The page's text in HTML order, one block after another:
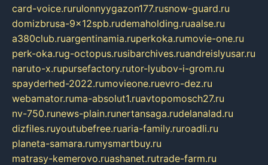
card-voice.rurulonnyygazon177.rusnow-guard.ru
domizbrusa-9x12spb.rudemaholding.ruaalse.ru
a380club.ruargentinamia.ruperkoka.rumovie-one.ru
perk-oka.rug-octopus.rusibarchives.ruandreislyusar.ru
naruto-x.rupursefactory.rutor-lyubov-i-grom.ru
spayderhed-2022.rumovieone.ruevro-dez.ru
webamator.ruma-absolut1.ruavtopomosch27.ru
nv-750.runews-plain.runertansaga.rudelanalad.ru
dizfiles.ruyoutubefree.ruaria-family.ruroadli.ru
planeta-samara.rumysmartbuy.ru
matrasy-kemerovo.ruashanet.rutrade-farm.ru